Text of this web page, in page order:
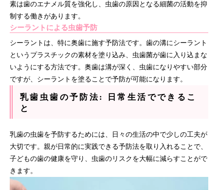
素は歯のエナメル質を強化し、虫歯の原因となる細菌の活動を抑
制する働きがあります。
シーラントによる虫歯予防
シーラントは、特に奥歯に施す予防法です。歯の溝にシーラント
というプラスチックの素材を塗り込み、虫歯菌が歯に入り込まな
いようにする方法です。奥歯は溝が深く、虫歯になりやすい部分
ですが、シーラントを塗ることで予防が可能になります。
乳歯虫歯の予防法: 日常生活でできるこ
と
乳歯の虫歯を予防するためには、日々の生活の中で少しの工夫が
大切です。親が日常的に実践できる予防法を取り入れることで、
子どもの歯の健康を守り、虫歯のリスクを大幅に減らすことがで
きます。